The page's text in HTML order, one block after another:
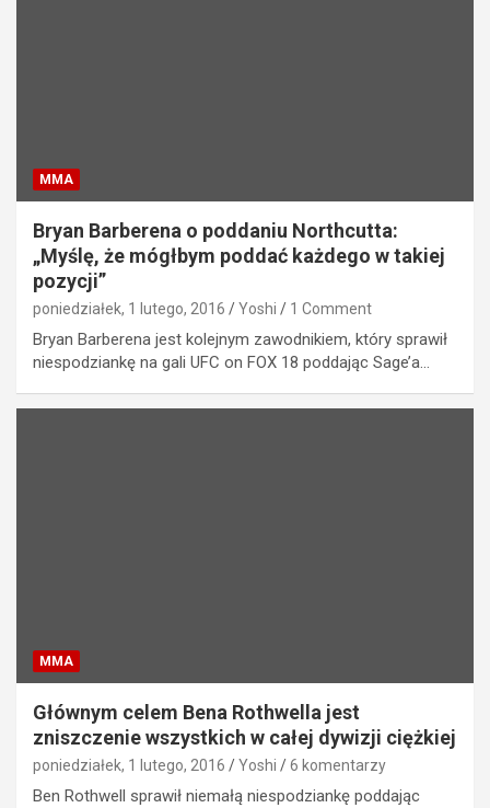
MMA
Bryan Barberena o poddaniu Northcutta:
„Myślę, że mógłbym poddać każdego w takiej
pozycji”
poniedziałek, 1 lutego, 2016 Yoshi 1 Comment
Bryan Barberena jest kolejnym zawodnikiem, który sprawił
niespodziankę na gali UFC on FOX 18 poddając Sage’a…
MMA
Głównym celem Bena Rothwella jest
zniszczenie wszystkich w całej dywizji ciężkiej
poniedziałek, 1 lutego, 2016 Yoshi 6 komentarzy
Ben Rothwell sprawił niemałą niespodziankę poddając